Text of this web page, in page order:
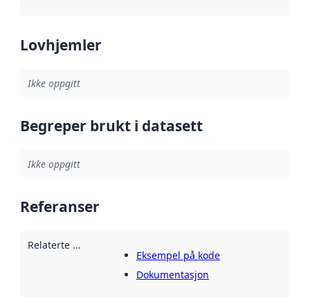
Lovhjemler
Ikke oppgitt
Begreper brukt i datasett
Ikke oppgitt
Referanser
Relaterte ressurser
Eksempel på kode
Dokumentasjon